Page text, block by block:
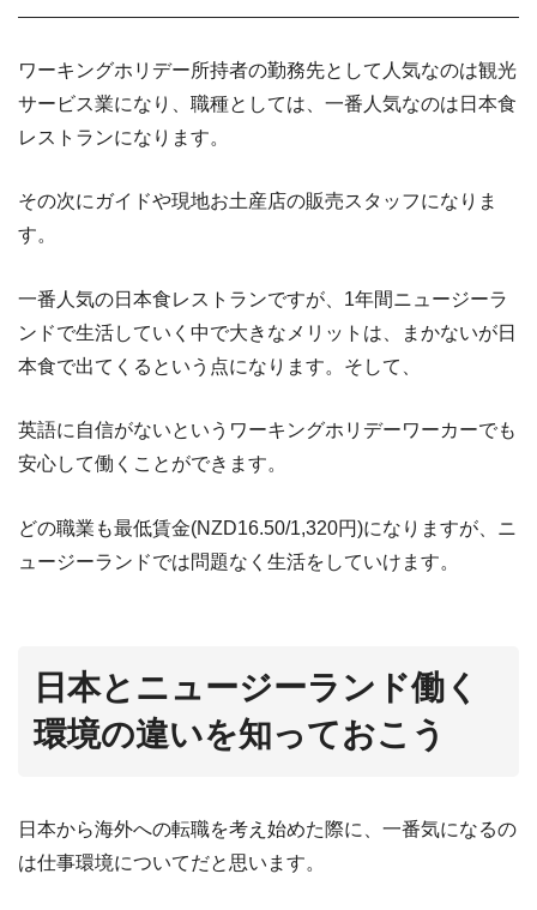
ワーキングホリデー所持者の勤務先として人気なのは観光
サービス業になり、職種としては、一番人気なのは日本食
レストランになります。
その次にガイドや現地お土産店の販売スタッフになりま
す。
一番人気の日本食レストランですが、1年間ニュージーラ
ンドで生活していく中で大きなメリットは、まかないが日
本食で出てくるという点になります。そして、
英語に自信がないというワーキングホリデーワーカーでも
安心して働くことができます。
どの職業も最低賃金(NZD16.50/1,320円)になりますが、ニ
ュージーランドでは問題なく生活をしていけます。
日本とニュージーランド働く
環境の違いを知っておこう
日本から海外への転職を考え始めた際に、一番気になるの
は仕事環境についてだと思います。